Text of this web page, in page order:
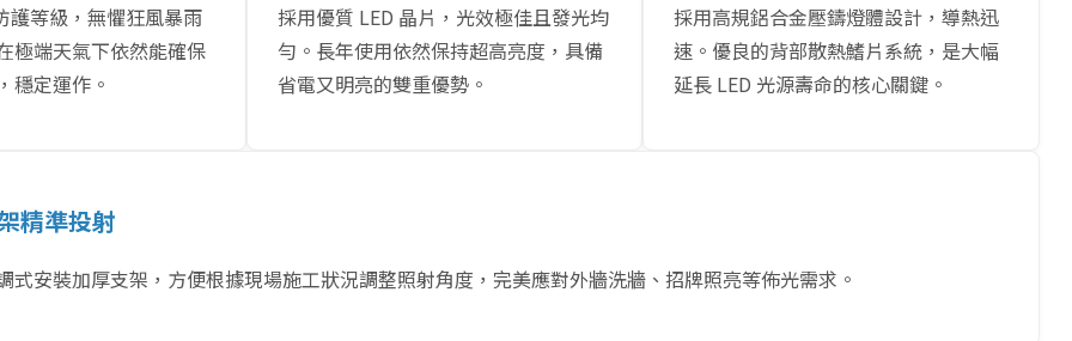
護等級，無懼狂風暴雨
極端天氣下依然能確保
穩定運作。
採用優質 LED 晶片，光效極佳且發光均
勻。長年使用依然保持超高亮度，具備
省電又明亮的雙重優勢。
採用高規鋁合金壓鑄燈體設計，導熱迅
速。優良的背部散熱鰭片系統，是大幅
延長 LED 光源壽命的核心關鍵。
精準投射
式安裝加厚支架，方便根據現場施工狀況調整照射角度，完美應對外牆洗牆、招牌照亮等佈光需求。